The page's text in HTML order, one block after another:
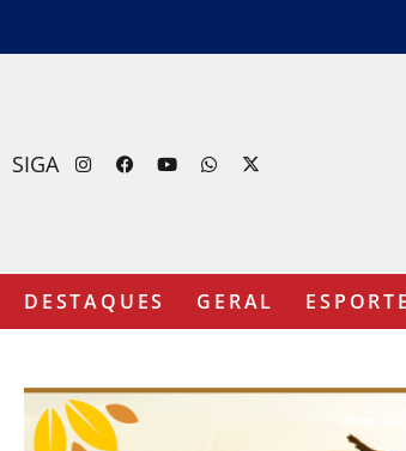
SIGA
DESTAQUES GERAL